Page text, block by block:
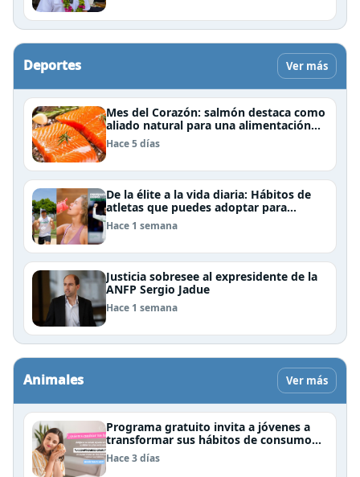
Deportes Ver más
Mes del Corazón: salmón destaca como
aliado natural para una alimentación
rica en Omega-3
Hace 5 días
De la élite a la vida diaria: Hábitos de
atletas que puedes adoptar para
mejorar tu rendimiento físico
Hace 1 semana
Justicia sobresee al expresidente de la
ANFP Sergio Jadue
Hace 1 semana
Animales Ver más
Programa gratuito invita a jóvenes a
transformar sus hábitos de consumo
cosmético, alimenticio y de moda
Hace 3 días